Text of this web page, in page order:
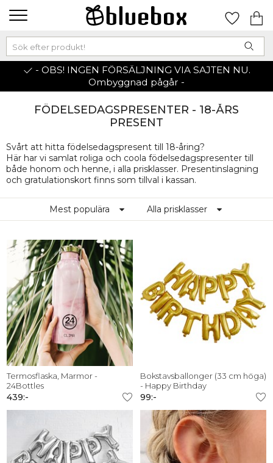
- OBS! INGEN FÖRSÄLJNING VIA SAJTEN NU.
Ombyggnad pågår -
FÖDELSEDAGSPRESENTER - 18-ÅRS
PRESENT
Svårt att hitta födelsedagspresent till 18-åring?
Här har vi samlat roliga och coola födelsedagspresenter till
både honom och henne, i alla prisklasser. Presentinslagning
och gratulationskort finns som tillval i kassan.
Mest populära Alla prisklasser
Termosflaska, Marmor -
24Bottles
439:-
Bokstavsballonger (33 cm höga)
- Happy Birthday
99:-